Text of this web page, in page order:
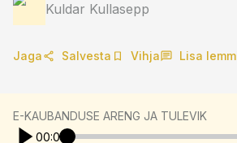
Kuldar Kullasepp
Jaga Salvesta Vihja Lisa
E-KAUBANDUSE ARENG JA TULEVIK
00:00